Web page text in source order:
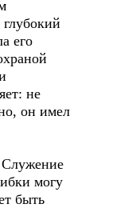
его
не
он имел
могу
быть